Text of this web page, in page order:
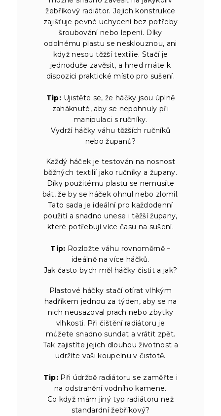
žebříkový radiátor. Jejich konstrukce
zajišťuje pevné uchycení bez potřeby
šroubování nebo lepení. Díky
odolnému plastu se nesklouznou, ani
když nesou těžší textilie. Stačí je
jednoduše zavěsit, a hned máte k
dispozici praktické místo pro sušení.
Tip: Ujistěte se, že háčky jsou úplně
zaháknuté, aby se nepohnuly při
manipulaci s ručníky.
Vydrží háčky váhu těžších ručníků
nebo županů?
Každý háček je testován na nosnost
běžných textilií jako ručníky a župany.
Díky použitému plastu se nemusíte
bát, že by se háček ohnul nebo zlomil.
Tato sada je ideální pro každodenní
použití a snadno unese i těžší župany,
které potřebují více času na sušení.
Tip: Rozložte váhu rovnoměrně –
ideálně na více háčků.
Jak často bych měl háčky čistit a jak?
Plastové háčky stačí otírat vlhkým
hadříkem jednou za týden, aby se na
nich neusazoval prach nebo zbytky
vlhkosti. Při čištění radiátoru je
můžete snadno sundat a vrátit zpět.
Tak zajistíte jejich dlouhou životnost a
udržíte vaši koupelnu v čistotě.
Tip: Při údržbě radiátoru se zaměřte i
na odstranění vodního kamene.
Co když mám jiný typ radiátoru než
standardní žebříkový?